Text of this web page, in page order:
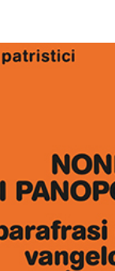
AGGIUNGI AL CARRELLO